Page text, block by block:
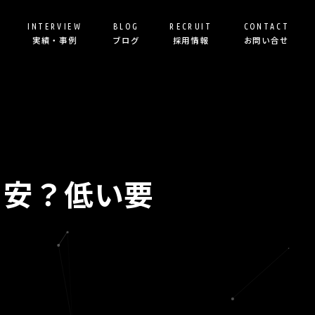
＆運用代行
INTERVIEW
実績・事例
BLOG
ブログ
RECRUIT
採用情報
CONTACT
お問い合せ
？低い要